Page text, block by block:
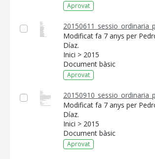
SEU ELECTRÒNICA
MALLORCA.ES
TRANSPARÈNCIA
Aprovat
Modificat fa 7 anys per
Díaz.
Inici > 2015
Document bàsic
Aprovat
Modificat fa 7 anys per
Díaz.
Inici > 2015
Document bàsic
Aprovat